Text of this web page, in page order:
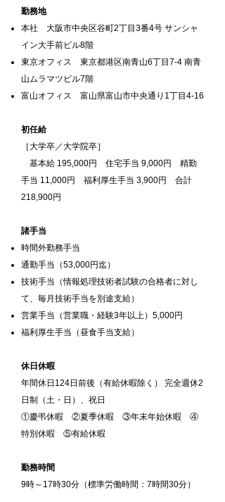
勤務地
本社 大阪市中央区谷町2丁目3番4号 サンシャ
イン大手前ビル8階
東京オフィス 東京都港区南青山6丁目7-4 南青
山ムラマツビル7階
富山オフィス 富山県富山市中央通り1丁目4-16
初任給
［大学卒／大学院卒］
基本給 195,000円 住宅手当 9,000円 精勤
手当 11,000円 福利厚生手当 3,900円 合計
218,900円
諸手当
時間外勤務手当
通勤手当（53,000円迄）
技術手当（情報処理技術者試験の合格者に対し
て、毎月技術手当を別途支給）
営業手当（営業職・経験3年以上）5,000円
福利厚生手当（昼食手当支給）
休日休暇
年間休日124日前後（有給休暇除く） 完全週休2
日制（土・日）、祝日
①慶弔休暇 ②夏季休暇 ③年末年始休暇 ④
特別休暇 ⑤有給休暇
勤務時間
9時～17時30分（標準労働時間：7時間30分）